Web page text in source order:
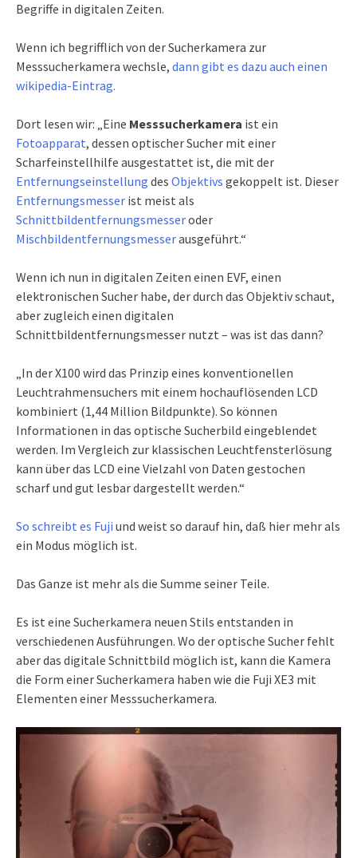
Begriffe in digitalen Zeiten.
Wenn ich begrifflich von der Sucherkamera zur
Messsucherkamera wechsle, dann gibt es dazu auch einen
wikipedia-Eintrag.
Dort lesen wir: „Eine Messsucherkamera ist ein
Fotoapparat, dessen optischer Sucher mit einer
Scharfeinstellhilfe ausgestattet ist, die mit der
Entfernungseinstellung des Objektivs gekoppelt ist. Dieser
Entfernungsmesser ist meist als
Schnittbildentfernungsmesseroder
Mischbildentfernungsmesserausgeführt.“
Wenn ich nun in digitalen Zeiten einen EVF, einen
elektronischen Sucher habe, der durch das Objektiv schaut,
aber zugleich einen digitalen
Schnittbildentfernungsmesser nutzt – was ist das dann?
„In der X100 wird das Prinzip eines konventionellen
Leuchtrahmensuchers mit einem hochauflösenden LCD
kombiniert (1,44 Million Bildpunkte). So können
Informationen in das optische Sucherbild eingeblendet
werden. Im Vergleich zur klassischen Leuchtfensterlösung
kann über das LCD eine Vielzahl von Daten gestochen
scharf und gut lesbar dargestellt werden.“
So schreibt es Fuji und weist so darauf hin, daß hier mehr als
ein Modus möglich ist.
Das Ganze ist mehr als die Summe seiner Teile.
Es ist eine Sucherkamera neuen Stils entstanden in
verschiedenen Ausführungen. Wo der optische Sucher fehlt
aber das digitale Schnittbild möglich ist, kann die Kamera
die Form einer Sucherkamera haben wie die Fuji XE3 mit
Elementen einer Messsucherkamera.